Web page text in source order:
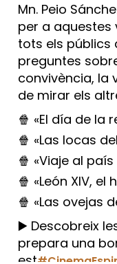
Mn. Peio
per a aquestes
tots els públics
preguntes
convivència, la
de mirar els
🍿 «El día de la
🍿 «Las locas
🍿 «Viaje al
🍿 «León XIV,
🍿 «Las ovejas
▶️ Descobreix
prepara una
est